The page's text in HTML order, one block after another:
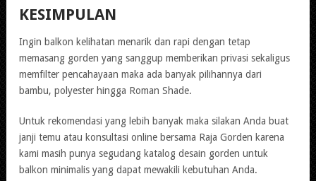
KESIMPULAN
Ingin balkon kelihatan menarik dan rapi dengan tetap
memasang gorden yang sanggup memberikan privasi sekaligus
memfilter pencahayaan maka ada banyak pilihannya dari
bambu, polyester hingga Roman Shade.
Untuk rekomendasi yang lebih banyak maka silakan Anda buat
janji temu atau konsultasi online bersama Raja Gorden karena
kami masih punya segudang katalog desain gorden untuk
balkon minimalis yang dapat mewakili kebutuhan Anda.